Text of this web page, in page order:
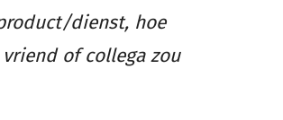
dienst, hoe
of collega zou